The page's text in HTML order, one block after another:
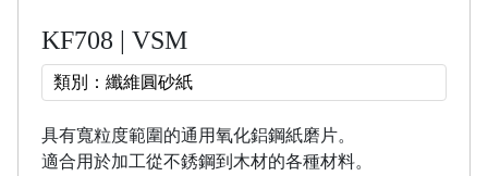
KF708 | VSM
類別：纖維圓砂紙
具有寬粒度範圍的通用氧化鋁鋼紙磨片。
適合用於加工從不銹鋼到木材的各種材料。